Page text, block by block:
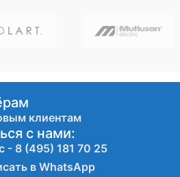
клиентам
с нами:
- 8 (495) 181 70 25
в WhatsApp